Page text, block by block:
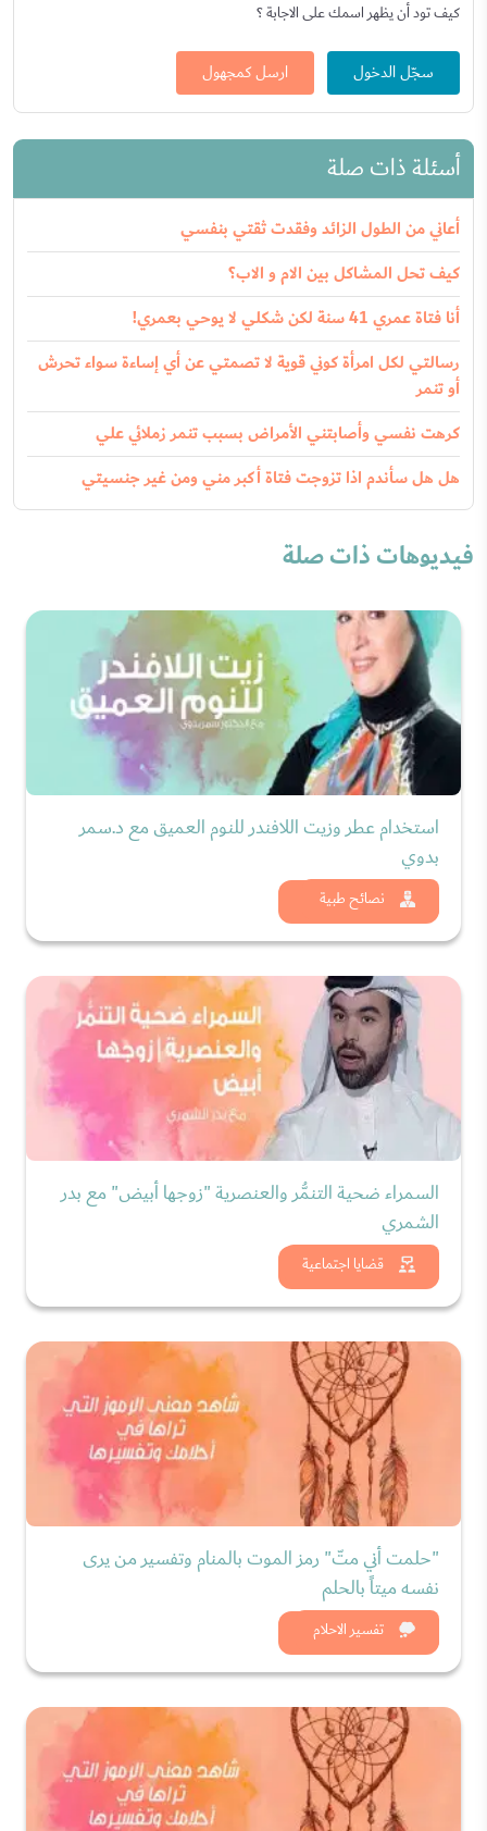
كيف تود أن يظهر اسمك على الاجابة ؟
سجّل الدخول ارسل كمجهول
أسئلة ذات صلة
أعاني من الطول الزائد وفقدت ثقتي بنفسي
كيف تحل المشاكل بين الام و الاب؟
أنا فتاة عمري 41 سنة لكن شكلي لا يوحي بعمري!
رسالتي لكل امرأة كوني قوية لا تصمتي عن أي إساءة سواء تحرش
أو تنمر
كرهت نفسي وأصابتني الأمراض بسبب تنمر زملائي علي
هل هل سأندم اذا تزوجت فتاة أكبر مني ومن غير جنسيتي
فيديوهات ذات صلة
نصائح طبية
استخدام عطر وزيت اللافندر للنوم العميق مع د.سمر
بدوي
شاهد الان
قضايا اجتماعية
السمراء ضحية التنمُّر والعنصرية "زوجها أبيض" مع بدر
الشمري
شاهد الان
تفسير الاحلام
"حلمت أني متّ" رمز الموت بالمنام وتفسير من يرى
نفسه ميتاً بالحلم
شاهد الان